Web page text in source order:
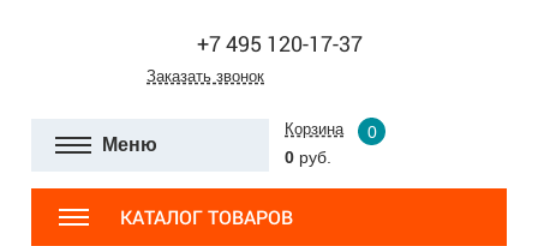
+7 495 120-17-37
Заказать звонок
Меню
Корзина
0
0 руб.
КАТАЛОГ ТОВАРОВ